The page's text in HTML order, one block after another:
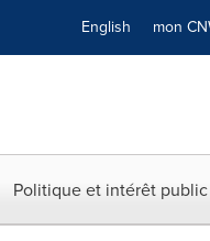
English mon
Politique et intérêt public